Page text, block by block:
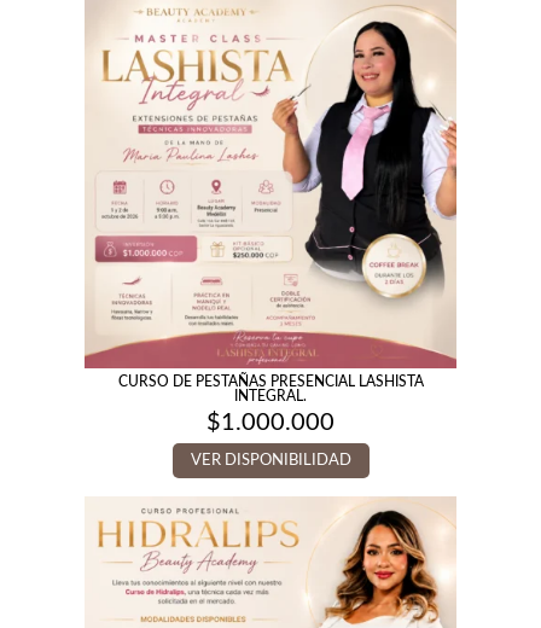
CURSO DE PESTAÑAS PRESENCIAL LASHISTA
INTEGRAL.
$1.000.000
VER DISPONIBILIDAD